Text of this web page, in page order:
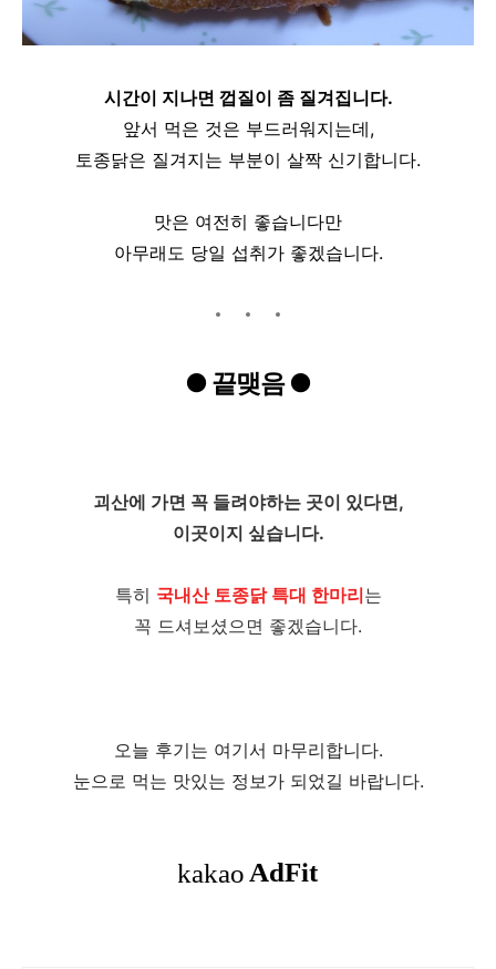
시간이 지나면 껍질이 좀 질겨집니다.
앞서 먹은 것은 부드러워지는데,
토종닭은 질겨지는 부분이 살짝 신기합니다.
맛은 여전히 좋습니다만
아무래도 당일 섭취가 좋겠습니다.
●끝맺음●
괴산에 가면 꼭 들려야하는 곳이 있다면,
이곳이지 싶습니다.
특히 국내산 토종닭 특대 한마리는
꼭 드셔보셨으면 좋겠습니다.
오늘 후기는 여기서 마무리합니다.
눈으로 먹는 맛있는 정보가 되었길 바랍니다.